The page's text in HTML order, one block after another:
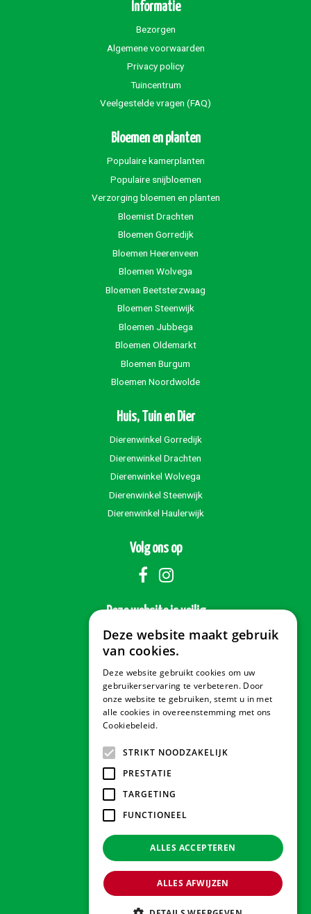
Informatie
Bezorgen
Algemene voorwaarden
Privacy policy
Tuincentrum
Veelgestelde vragen (FAQ)
Bloemen en planten
Populaire kamerplanten
Populaire snijbloemen
Verzorging bloemen en planten
Bloemist Drachten
Bloemen Gorredijk
Bloemen Heerenveen
Bloemen Wolvega
Bloemen Beetsterzwaag
Bloemen Steenwijk
Bloemen Jubbega
Bloemen Oldemarkt
Bloemen Burgum
Bloemen Noordwolde
Huis, Tuin en Dier
Dierenwinkel Gorredijk
Dierenwinkel Drachten
Dierenwinkel Wolvega
Dierenwinkel Steenwijk
Dierenwinkel Haulerwijk
Volg ons op
Deze website is veilig
Veilig betalen
Contact & Openingstijden
Tuindorado Gorredijk
Tuindorado Wolvega
Green Solutions
Deze website maakt gebruik
van cookies.
Deze website gebruikt cookies om uw
gebruikerservaring te verbeteren. Door
onze website te gebruiken, stemt u in met
alle cookies in overeenstemming met ons
Cookiebeleid.
STRIKT NOODZAKELIJK
PRESTATIE
TARGETING
FUNCTIONEEL
ALLES ACCEPTEREN
ALLES AFWIJZEN